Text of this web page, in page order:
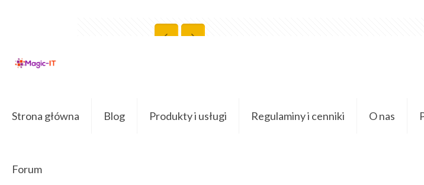
Strona główna Blog Produkty i usługi Regulaminy i cenniki O nas
Forum